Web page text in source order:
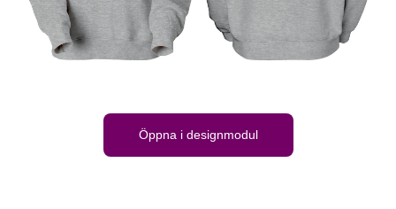
Öppna i designmodul